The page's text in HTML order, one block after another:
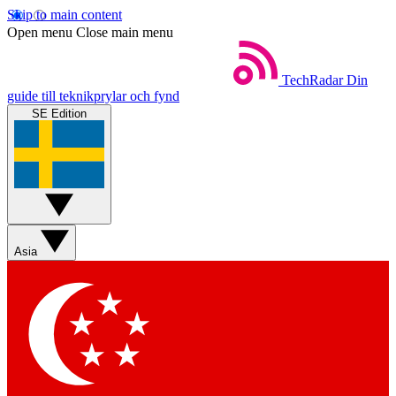
Skip to main content
Open menu Close main menu
TechRadar Din
guide till teknikprylar och fynd
SE Edition
Asia